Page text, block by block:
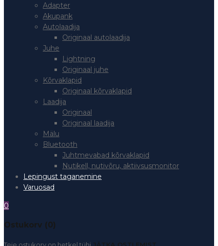
Adapter
Akupank
Autolaadija
Originaal autolaadija
Juhe
Lightning
Originaal juhe
Kõrvaklapid
Originaal kõrvaklapid
Laadija
Originaal
Originaal laadija
Mälu
Bluetooth
Juhtmevabad kõrvaklapid
Nutikell, nutivõru, aktiivsusmonitor
Lepingust taganemine
Varuosad
0
Ostukorv (0)